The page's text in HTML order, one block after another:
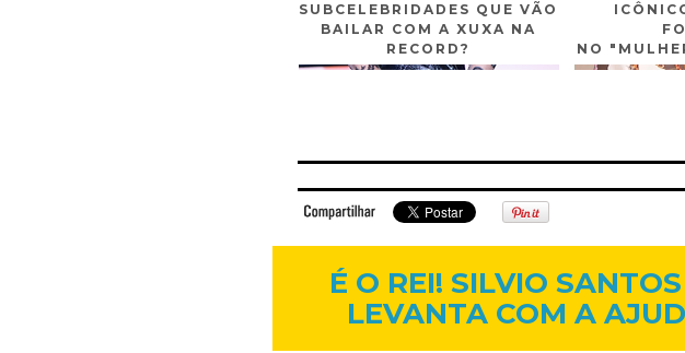
SUBCELEBRIDADES QUE VÃO
BAILAR COM A XUXA NA
RECORD?
NO
É O REI! SILVIO
LEVANTA COM A